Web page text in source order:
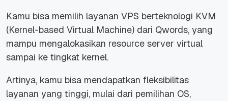
Kamu bisa memilih layanan VPS berteknologi KVM
(Kernel-based Virtual Machine) dari Qwords, yang
mampu mengalokasikan resource server virtual
sampai ke tingkat kernel.
Artinya, kamu bisa mendapatkan fleksibilitas
layanan yang tinggi, mulai dari pemilihan OS,